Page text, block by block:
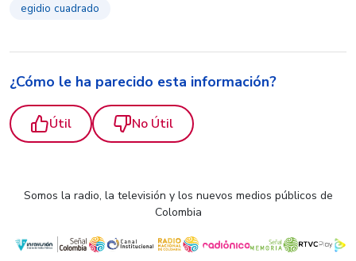
egidio cuadrado
¿Cómo le ha parecido esta información?
Útil No Útil
Somos la radio, la televisión y los nuevos medios públicos de
Colombia